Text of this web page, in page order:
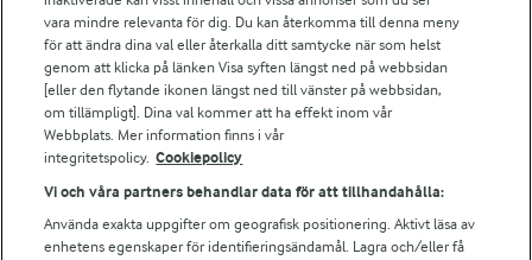
Bildbank
Följ oss
vara mindre relevanta för dig. Du kan återkomma till denna meny
för att ändra dina val eller återkalla ditt samtycke när som helst
genom att klicka på länken Visa syften längst ned på webbsidan
[eller den flytande ikonen längst ned till vänster på webbsidan,
om tillämpligt]. Dina val kommer att ha effekt inom vår
Webbplats. Mer information finns i vår
integritetspolicy. Cookiepolicy
Vi och våra partners behandlar data för att tillhandahålla:
Använda exakta uppgifter om geografisk positionering. Aktivt läsa av
enhetens egenskaper för identifieringsändamål. Lagra och/eller få